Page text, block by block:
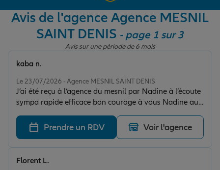
Protection juridique
Retraite
Avis de l'agence Agence MESNIL
SAINT DENIS - page 1 sur 3
Avis sur une période de 6 mois
Le 23/07/2026 - Agence MESNIL SAINT DENIS
J’ai été reçu à l’agence du mesnil par Nadine à l’écoute
sympa rapide efficace bon courage à vous Nadine au
plaisir
kaba n.
Prendre un RDV Voir l'agence
Florent L.